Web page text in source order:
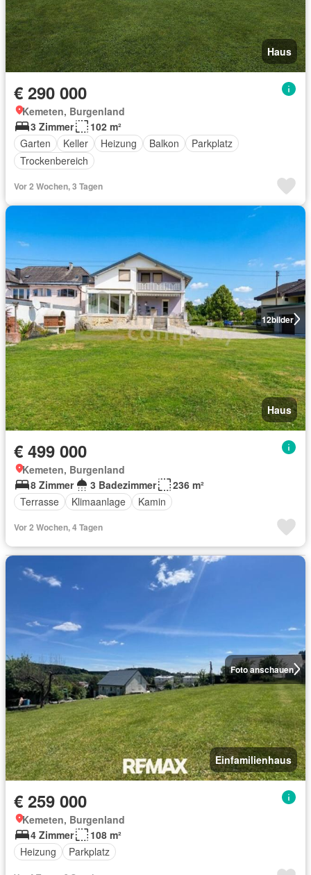
Haus
€ 290 000
Kemeten, Burgenland
3 Zimmer
102 m²
Garten
Keller Heizung Balkon
Parkplatz
Trockenbereich
Vor 2 Wochen, 3 Tagen
12bilder
Haus
€ 499 000
Kemeten, Burgenland
8 Zimmer
3 Badezimmer
236 m²
Terrasse
Klimaanlage Kamin
Vor 2 Wochen, 4 Tagen
Foto anschauen
Einfamilienhaus
€ 259 000
Kemeten, Burgenland
4 Zimmer
108 m²
Heizung
Parkplatz